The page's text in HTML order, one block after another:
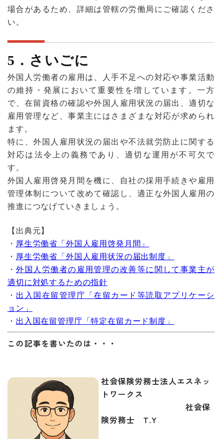
場合があるため、詳細は管轄の労働局にご確認くださ
い。
5 ．さいごに
外国人労働者の雇用は、人手不足への対応や事業活動
の維持・発展において重要性を増しています。一方
で、在留資格の確認や外国人雇用状況の届出、適切な
雇用管理など、事業主にはさまざまな対応が求められ
ます。
特に、外国人雇用状況の届出や不法就労防止に関する
対応は法令上の義務であり、適切な運用が不可欠で
す。
外国人雇用啓発月間を機に、自社の採用手続きや雇用
管理体制について改めて確認し、適正な外国人雇用の
推進につなげていきましょう。
【出典元】
・ 厚生労働省「外国人雇用啓発月間」
・ 厚生労働省「外国人雇用状況の届出制度」
・外国人労働者の雇用管理の改善等に関して事業主が
適切に対処するための指針
・ 出入国在留管理庁「在留カード等読取アプリケーシ
ョン」
・ 出入国在留管理庁「特定在留カード制度」
この記事を書いたのは・・・
社会保険労務士法人エスネッ
トワークス
社会保
険労務士 T.Y